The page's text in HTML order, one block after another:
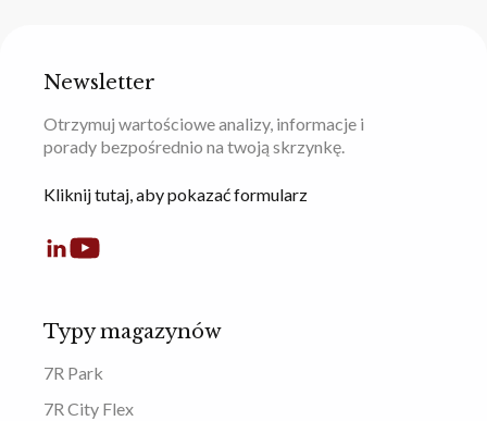
Newsletter
Otrzymuj wartościowe analizy, informacje i
porady bezpośrednio na twoją skrzynkę.
Kliknij tutaj, aby pokazać formularz
Typy magazynów
7R Park
7R City Flex